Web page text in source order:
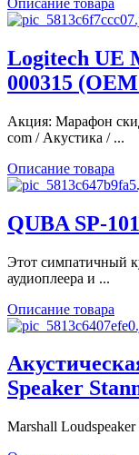
Logitech UE
000315
Акция: Марафон
com / Акустика / ...
Описание товара
QUBA SP-
Этот симпатичный
аудиоплеера и ...
Описание товара
Speaker
Marshall